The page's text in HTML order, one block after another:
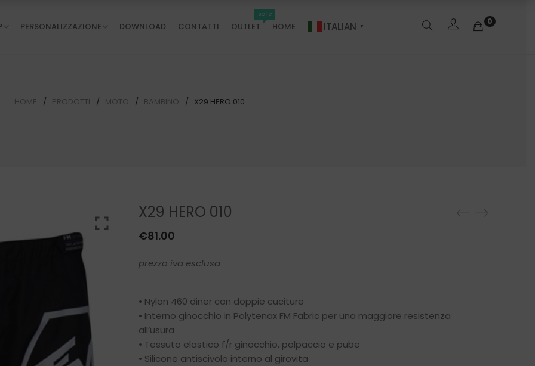
PERSONALIZZAZIONE DOWNLOAD CONTATTI OUTLET
sale
HOME ITALIAN ▼
0
HOME PRODOTTI MOTO BAMBINO X29 HERO 010
X29 HERO 010
€81.00
prezzo iva esclusa
• Nylon 460 diner con doppie cuciture
• Interno ginocchio in Polytenax FM Fabric per una maggiore resistenza
all’usura
• Tessuto elastico f/r ginocchio, polpaccio e pube
• Silicone antiscivolo interno al girovita